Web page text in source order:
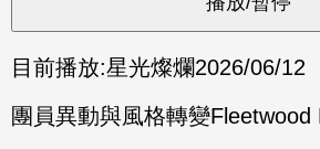
目前播放:星光燦爛2026/06/12
團員異動與風格轉變Fleetwood